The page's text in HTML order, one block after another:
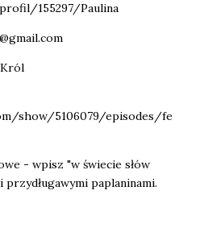
155297/Paulina
show/5106079/episodes/fe
- wpisz "w świecie słów
paplaninami.